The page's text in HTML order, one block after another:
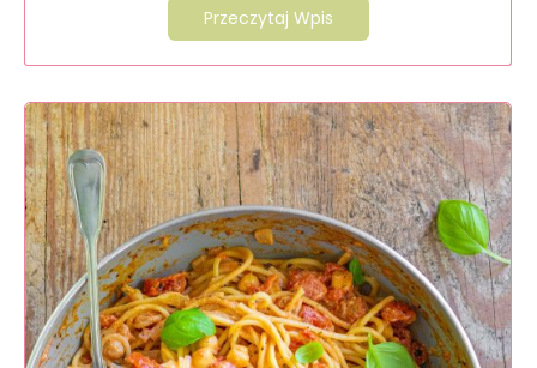
Przeczytaj Wpis